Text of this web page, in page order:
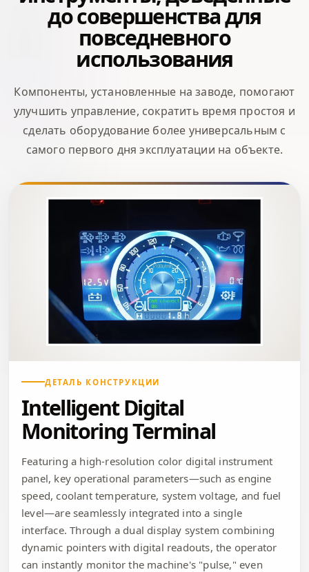
до совершенства для
повседневного
использования
Компоненты, установленные на заводе, помогают
улучшить управление, сократить время простоя и
сделать оборудование более универсальным с
самого первого дня эксплуатации на объекте.
ДЕТАЛЬ КОНСТРУКЦИИ
Intelligent Digital
Monitoring Terminal
Featuring a high-resolution color digital instrument
panel, key operational parameters—such as engine
speed, coolant temperature, system voltage, and fuel
level—are seamlessly integrated into a single
interface. Through a dual display system combining
dynamic pointers with digital readouts, the operator
can instantly monitor the machine's "pulse," even